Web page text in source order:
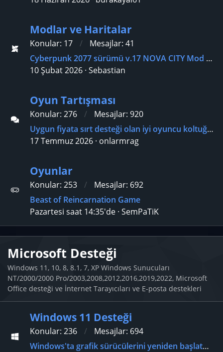
Modlar ve Haritalar
Konular 17 Mesajlar 41
Cyberpunk 2077 sürümü v.17 NOVA CITY Mod grafikleri
10 Şubat 2026 Sebastian
Oyun Tartışması
Konular 276 Mesajlar 920
Uygun fiyata sırt desteği olan iyi oyuncu koltuğu?
17 Temmuz 2026 onlarmrag
Oyunlar
Konular 253 Mesajlar 692
Beast of Reincarnation Game
Pazartesi saat 14:35'de SemPaTiK
Microsoft Desteği
Windows 11, 10, 8, 8.1, 7, XP Windows Sunucuları
NT/2000/2000 Pro/2003,2008,2012,2016,2019,2022, Microsoft
Office desteği ve İnternet Tarayıcıları ve E-posta destekleri
Windows 11 Desteği
Konular 236 Mesajlar 694
Windows'ta grafik sürücülerini yeniden başlatmak için tuş kombinasyonu?